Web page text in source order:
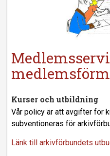
Kurser och utbildning
Vår policy är att avgifter för
subventioneras för
Länk till arkivförbundets